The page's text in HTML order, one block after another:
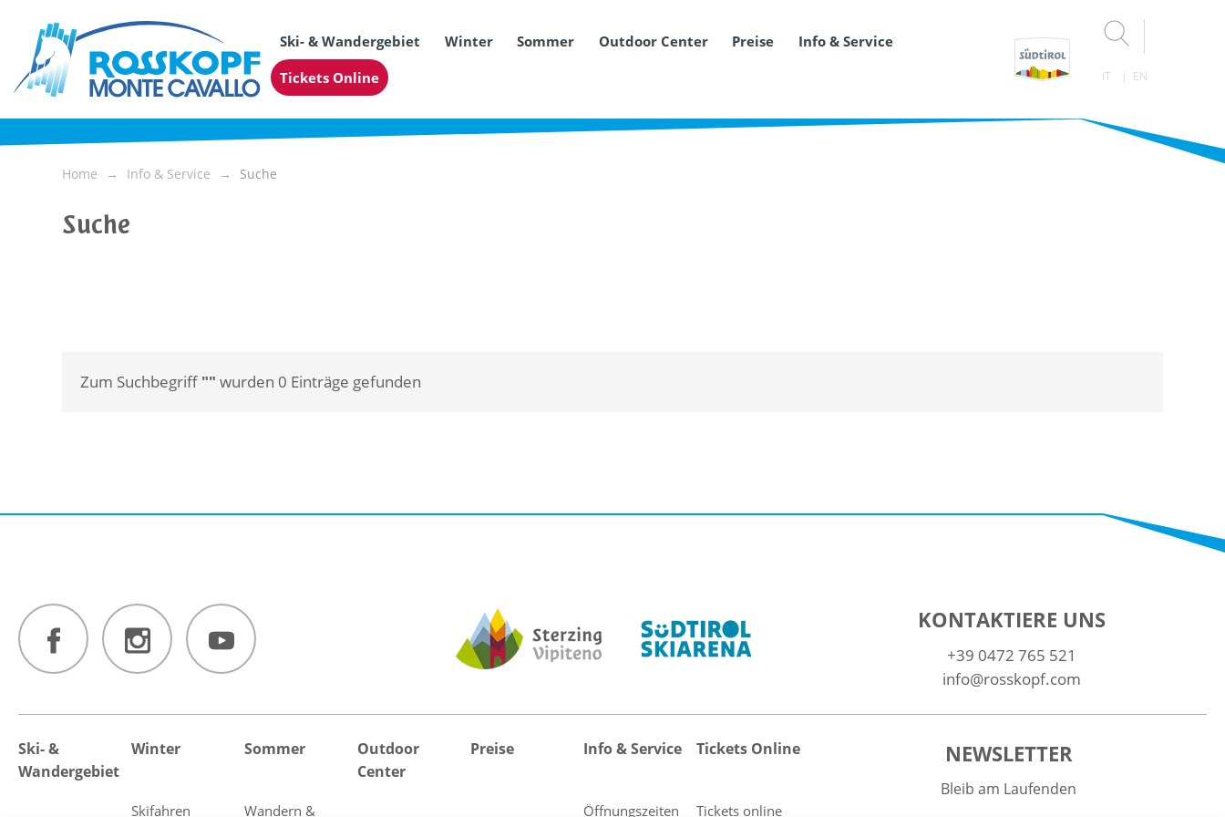
Ski- & Wandergebiet Winter Sommer Outdoor Center Preise
Info & Service
Tickets Online
IT EN
Home Info & Service Suche
Suche
Zum Suchbegriff "" wurden 0 Einträge gefunden
KONTAKTIERE UNS
+39 0472 765 521
info@rosskopf.com
Ski- &
Wandergebiet
Winter
Skifahren
Sommer
Wandern &
Outdoor
Center
Preise Info & Service
Öffnungszeiten
Tickets Online
Tickets online
NEWSLETTER
Bleib am Laufenden